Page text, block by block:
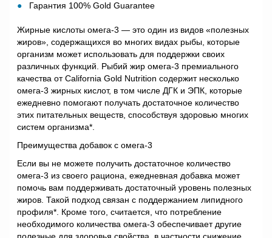
Гарантия 100% Gold Guarantee
Жирные кислоты омега-3 — это один из видов «полезных
жиров», содержащихся во многих видах рыбы, которые
организм может использовать для поддержки своих
различных функций. Рыбий жир омега-3 премиального
качества от California Gold Nutrition содержит несколько
омега-3 жирных кислот, в том числе ДГК и ЭПК, которые
ежедневно помогают получать достаточное количество
этих питательных веществ, способствуя здоровью многих
систем организма*.
Преимущества добавок с омега-3
Если вы не можете получить достаточное количество
омега-3 из своего рациона, ежедневная добавка может
помочь вам поддерживать достаточный уровень полезных
жиров. Такой подход связан с поддержанием липидного
профиля*. Кроме того, считается, что потребление
необходимого количества омега-3 обеспечивает другие